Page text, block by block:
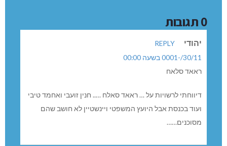
0 תגובות
יהודי
REPLY
30/11/-0001 בשעה 00:00
ראאד סלאח
דיווחתי לרשויות על … ראאד סאלח ….. חנין זועבי ואחמד טיבי
ועוד בכנסת אבל היועץ המשפטי ויינשטיין לא חושב שהם
מסוכנים……